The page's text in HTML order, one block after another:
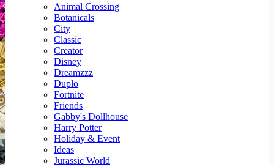
Animal Crossing
Botanicals
City
Classic
Creator
Disney
Dreamzzz
Duplo
Fortnite
Friends
Gabby's Dollhouse
Harry Potter
Holiday & Event
Ideas
Jurassic World